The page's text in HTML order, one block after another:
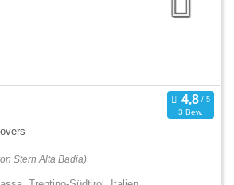
3 Bew.
Stern Alta Badia)